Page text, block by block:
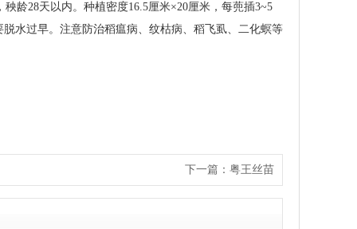
龄28天以内。种植密度16.5厘米×20厘米，每蔸插3~5
水过早。注意防治稻瘟病、纹枯病、稻飞虱、二化螟等
下一篇： 粤王丝苗